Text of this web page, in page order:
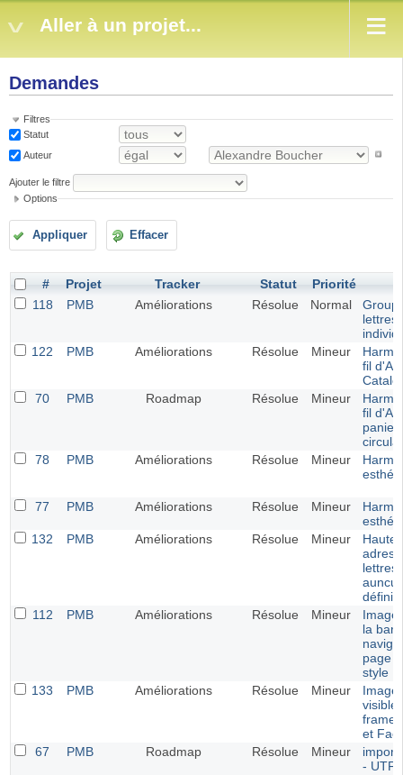
Aller à un projet...
Demandes
Filtres
Statut
Auteur
Ajouter le filtre
Options
Appliquer Effacer
# Projet Tracker Statut Priorité
118
PMB Améliorations Résolue Normal
lettres
122
PMB Améliorations Résolue Mineur
fil
70
PMB Roadmap Résolue Mineur
fil
78
PMB Améliorations Résolue Mineur
77 PMB Améliorations Résolue Mineur
132
PMB Améliorations Résolue Mineur
lettres
défini
112
PMB Améliorations Résolue Mineur
Image
la
page
style
133
PMB Améliorations Résolue Mineur
Image
visible
et
67
PMB Roadmap Résolue Mineur
- UTF-